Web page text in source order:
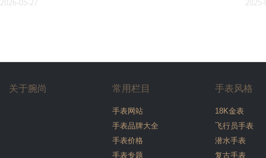
关于腕尚 常用栏目
手表网站
手表品牌大全
手表价格
手表专题
手表风格
18K金表
飞行员手表
潜水手表
复古手表